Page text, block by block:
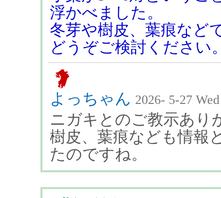
浮かべました。
冬芽や樹皮、葉痕など
どうぞご検討ください
よっちゃん 2026- 5-27
ニガキとのご教示あり
樹皮、葉痕なども情報
たのですね。